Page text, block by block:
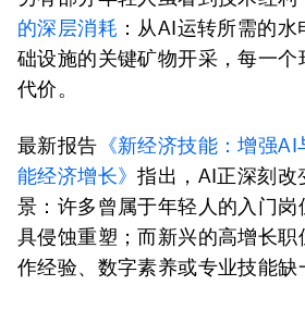
的深层消耗 ：从AI运转所需的
础设施的关键矿物开采，每一个
代价。
最新报告 《新经济技能：增强
能经济增长》指出，AI正深刻改
景：许多曾属于年轻人的入门岗
具侵蚀重塑；而新兴的高增长职
作经验、数字素养或专业技能缺